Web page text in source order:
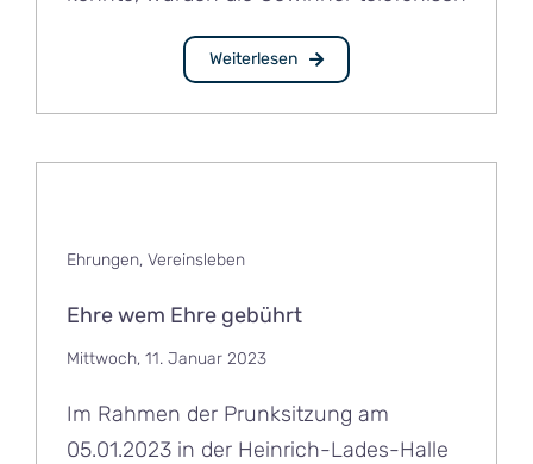
Weiterlesen
Ehrungen, Vereinsleben
Ehre wem Ehre gebührt
Mittwoch, 11. Januar 2023
Im Rahmen der Prunksitzung am
05.01.2023 in der Heinrich-Lades-Halle